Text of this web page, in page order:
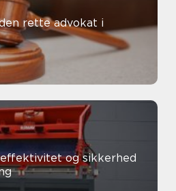
rette advokat i
og sikkerhed